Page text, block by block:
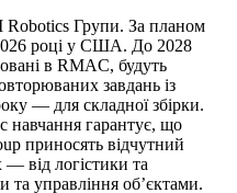
Групи. За планом
році у США. До 2028
в RMAC, будуть
завдань із
— для складної збірки.
навчання гарантує, що
приносять відчутний
— від логістики та
та управління об’єктами.